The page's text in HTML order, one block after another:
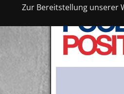
Zur Bereitstellung unserer